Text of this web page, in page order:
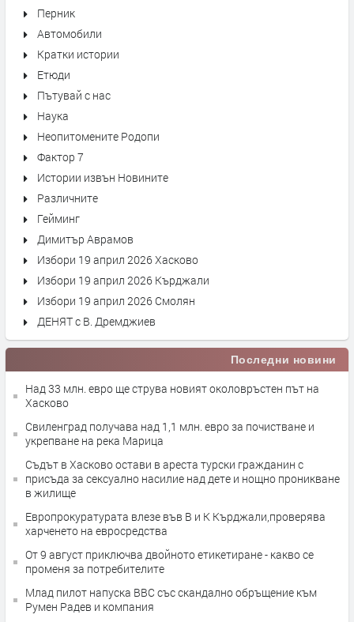
Перник
Автомобили
Кратки истории
Етюди
Пътувай с нас
Наука
Неопитомените Родопи
Фактор 7
Истории извън Новините
Различните
Гейминг
Димитър Аврамов
Избори 19 април 2026 Хасково
Избори 19 април 2026 Кърджали
Избори 19 април 2026 Смолян
ДЕНЯТ с В. Дремджиев
Последни новини
Над 33 млн. евро ще струва новият околовръстен път на
Хасково
Свиленград получава над 1,1 млн. евро за почистване и
укрепване на река Марица
Съдът в Хасково остави в ареста турски гражданин с
присъда за сексуално насилие над дете и нощно проникване
в жилище
Европрокуратурата влезе във В и К Кърджали,проверява
харченето на евросредства
От 9 август приключва двойното етикетиране - какво се
променя за потребителите
Млад пилот напуска ВВС със скандално обръщение към
Румен Радев и компания